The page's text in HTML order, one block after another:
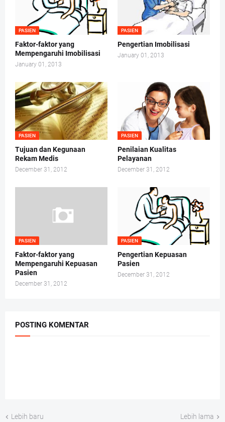
PASIEN
Faktor-faktor yang
Mempengaruhi Imobilisasi
January 01, 2013
PASIEN
Pengertian Imobilisasi
January 01, 2013
PASIEN
Tujuan dan Kegunaan
Rekam Medis
December 31, 2012
PASIEN
Penilaian Kualitas
Pelayanan
December 31, 2012
PASIEN
Faktor-faktor yang
Mempengaruhi Kepuasan
Pasien
December 31, 2012
PASIEN
Pengertian Kepuasan
Pasien
December 31, 2012
POSTING KOMENTAR
Lebih baru Lebih lama